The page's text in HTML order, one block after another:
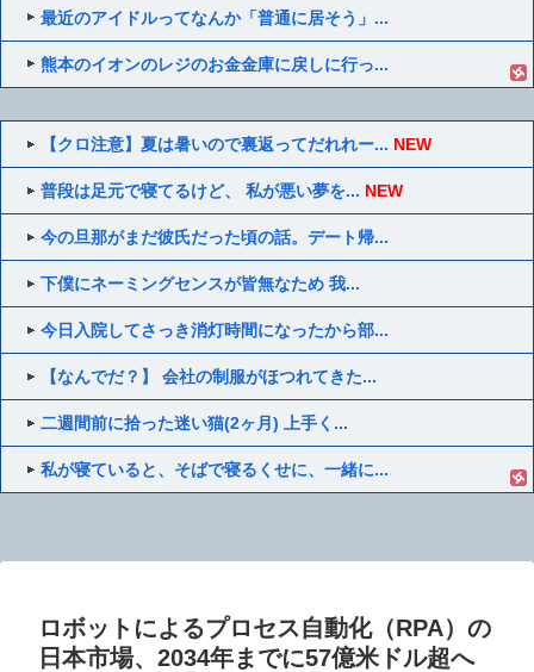
最近のアイドルってなんか「普通に居そう」...
熊本のイオンのレジのお金金庫に戻しに行っ...
【クロ注意】夏は暑いので裏返ってだれれー... NEW
普段は足元で寝てるけど、 私が悪い夢を... NEW
今の旦那がまだ彼氏だった頃の話。デート帰...
下僕にネーミングセンスが皆無なため 我...
今日入院してさっき消灯時間になったから部...
【なんでだ？】 会社の制服がほつれてきた...
二週間前に拾った迷い猫(2ヶ月) 上手く...
私が寝ていると、そばで寝るくせに、一緒に...
ロボットによるプロセス自動化（RPA）の
日本市場、2034年までに57億米ドル超へ